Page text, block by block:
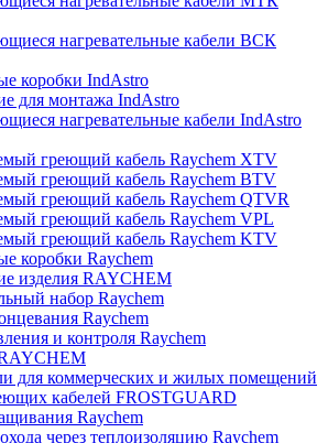
нагревательные кабели ВСК
коробки IndAstro
для монтажа IndAstro
нагревательные кабели IndAstro
греющий кабель Raychem XTV
греющий кабель Raychem BTV
греющий кабель Raychem QTVR
греющий кабель Raychem VPL
греющий кабель Raychem KTV
коробки Raychem
изделия RAYCHEM
набор Raychem
Raychem
и контроля Raychem
для коммерческих и жилых помещений
кабелей FROSTGUARD
Raychem
через теплоизоляцию Raychem